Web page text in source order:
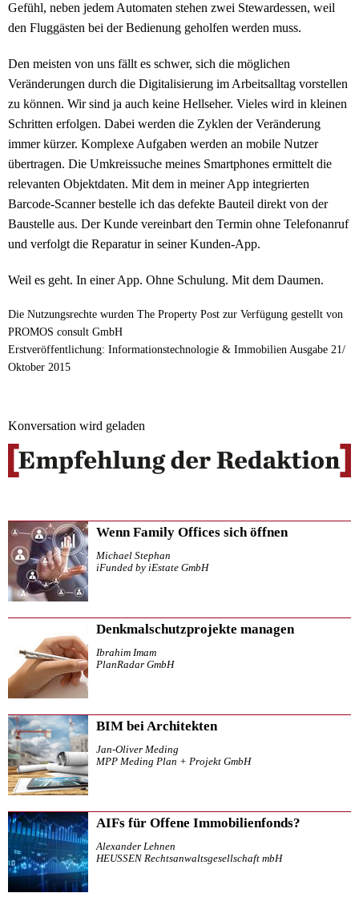
Gefühl, neben jedem Automaten stehen zwei Stewardessen, weil
den Fluggästen bei der Bedienung geholfen werden muss.
Den meisten von uns fällt es schwer, sich die möglichen
Veränderungen durch die Digitalisierung im Arbeitsalltag vorstellen
zu können. Wir sind ja auch keine Hellseher. Vieles wird in kleinen
Schritten erfolgen. Dabei werden die Zyklen der Veränderung
immer kürzer. Komplexe Aufgaben werden an mobile Nutzer
übertragen. Die Umkreissuche meines Smartphones ermittelt die
relevanten Objektdaten. Mit dem in meiner App integrierten
Barcode-Scanner bestelle ich das defekte Bauteil direkt von der
Baustelle aus. Der Kunde vereinbart den Termin ohne Telefonanruf
und verfolgt die Reparatur in seiner Kunden-App.
Weil es geht. In einer App. Ohne Schulung. Mit dem Daumen.
Die Nutzungsrechte wurden The Property Post zur Verfügung gestellt von
PROMOS consult GmbH
Erstveröffentlichung: Informationstechnologie & Immobilien Ausgabe 21/
Oktober 2015
Konversation wird geladen
Wenn Family Offices sich öffnen
Michael Stephan
iFunded by iEstate GmbH
Denkmalschutzprojekte managen
Ibrahim Imam
PlanRadar GmbH
BIM bei Architekten
Jan-Oliver Meding
MPP Meding Plan + Projekt GmbH
AIFs für Offene Immobilienfonds?
Alexander Lehnen
HEUSSEN Rechtsanwaltsgesellschaft mbH